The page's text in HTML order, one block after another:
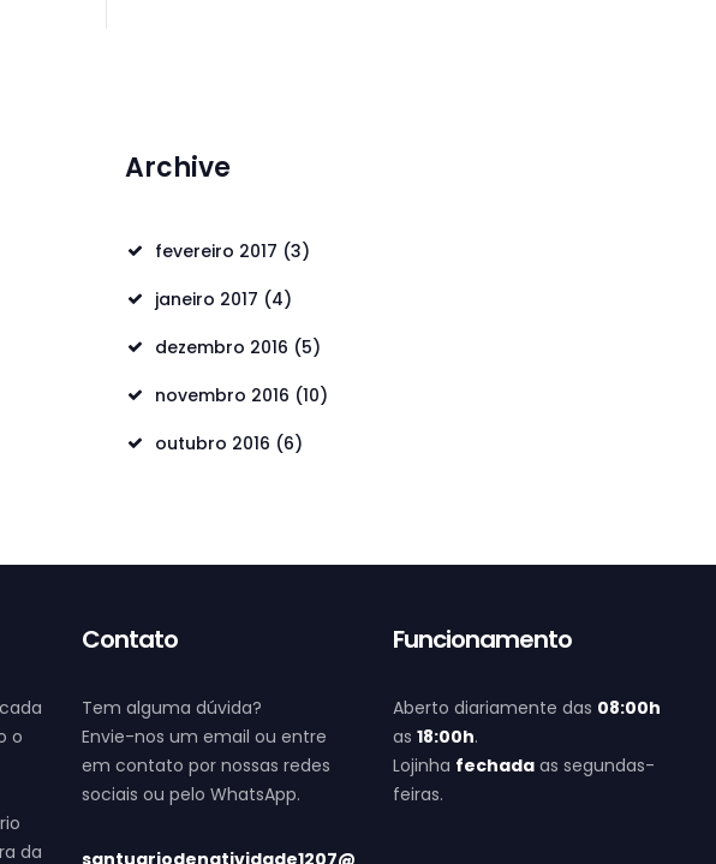
Archive
fevereiro 2017 (3)
janeiro 2017 (4)
dezembro 2016 (5)
novembro 2016 (10)
outubro 2016 (6)
o
da
Contato
Tem alguma dúvida?
Envie-nos um email ou entre
em contato por nossas redes
sociais ou pelo WhatsApp.
santuariodenatividade1207@
Funcionamento
Aberto diariamente das 08:00h
as 18:00h.
Lojinha fechada as segundas-
feiras.